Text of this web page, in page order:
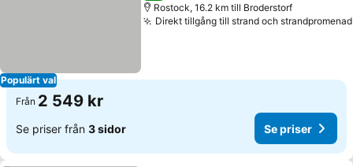
Populärt val
Rostock, 16.2 km till Broderstorf
Direkt tillgång till strand och strandpromenad
Från 2 549 kr
Se priser från 3 sidor Se priser